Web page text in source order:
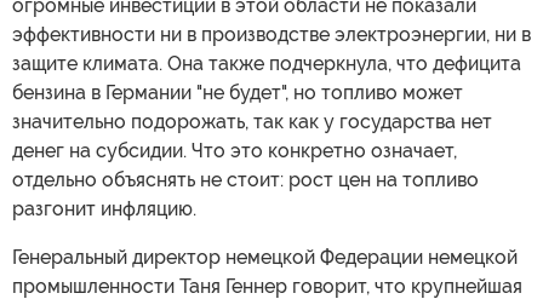
огромные инвестиции в этой области не показали
эффективности ни в производстве электроэнергии, ни в
защите климата. Она также подчеркнула, что дефицита
бензина в Германии "не будет", но топливо может
значительно подорожать, так как у государства нет
денег на субсидии. Что это конкретно означает,
отдельно объяснять не стоит: рост цен на топливо
разгонит инфляцию.
Генеральный директор немецкой Федерации немецкой
промышленности Таня Геннер говорит, что крупнейшая